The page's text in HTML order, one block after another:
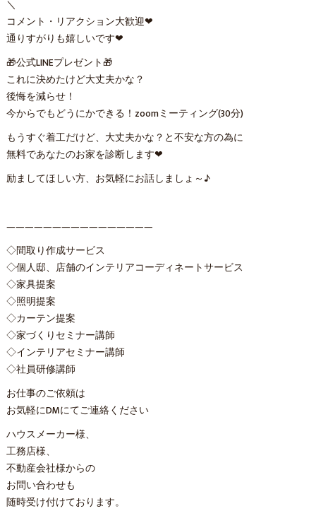
＼
コメント・リアクション大歓迎❤
通りすがりも嬉しいです❤
🎁公式LINEプレゼント🎁
これに決めたけど大丈夫かな？
後悔を減らせ！
今からでもどうにかできる！zoomミーティング(30分)
もうすぐ着工だけど、大丈夫かな？と不安な方の為に
無料であなたのお家を診断します❤
励ましてほしい方、お気軽にお話しましょ～♪
————————————————
◇間取り作成サービス
◇個人邸、店舗のインテリアコーディネートサービス
◇家具提案
◇照明提案
◇カーテン提案
◇家づくりセミナー講師
◇インテリアセミナー講師
◇社員研修講師
お仕事のご依頼は
お気軽にDMにてご連絡ください
ハウスメーカー様、
工務店様、
不動産会社様からの
お問い合わせも
随時受け付けております。